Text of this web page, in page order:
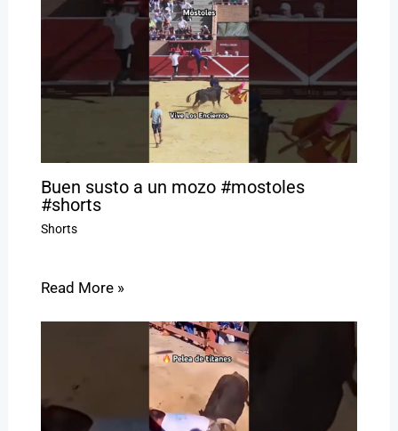
Buen susto a un mozo #mostoles
#shorts
Shorts
Read More »